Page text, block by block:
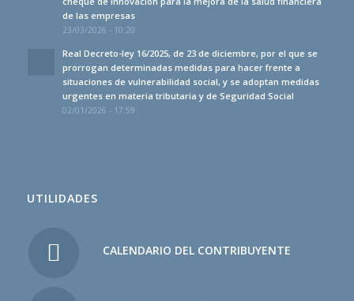
de las empresas
23/03/2026 - 10:20
Real Decreto-ley 16/2025, de 23 de diciembre, por el que se
prorrogan determinadas medidas para hacer frente a
situaciones de vulnerabilidad social, y se adoptan medidas
urgentes en materia tributaria y de Seguridad Social
02/01/2026 - 17:59
UTILIDADES
CALENDARIO DEL CONTRIBUYENTE